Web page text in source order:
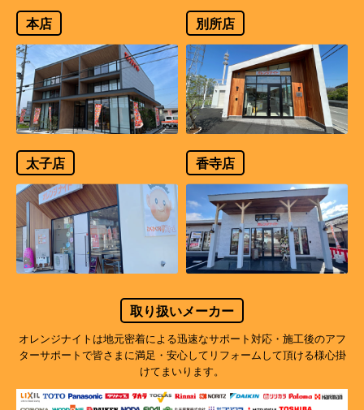
本店 別所店
太子店 香寺店
取り扱いメーカー
オレンジナイトは地元密着による迅速なサポート対応・施工後のアフ
ターサポートで皆さまに満足・安心してリフォームして頂ける様心掛
けてまいります。